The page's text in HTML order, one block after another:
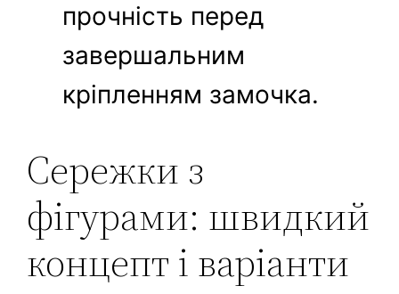
прочність перед
завершальним
кріпленням замочка.
Сережки з
фігурами: швидкий
концепт і варіанти